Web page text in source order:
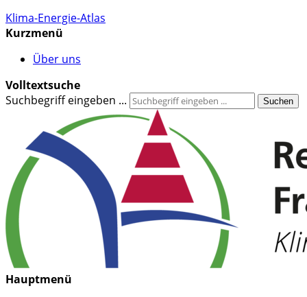
Klima-Energie-Atlas
Kurzmenü
Über uns
Volltextsuche
Suchbegriff eingeben ...
Suchen
Hauptmenü